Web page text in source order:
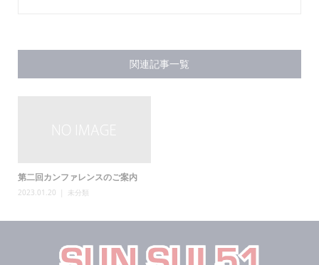
関連記事一覧
第二回カンファレンスのご案内
2023.01.20 未分類